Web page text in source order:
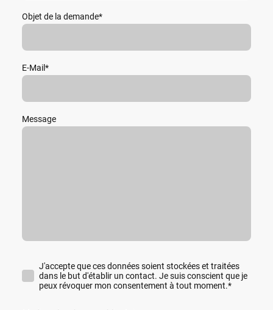
Objet de la demande*
E-Mail*
Message
J'accepte que ces données soient stockées et traitées
dans le but d'établir un contact. Je suis conscient que je
peux révoquer mon consentement à tout moment.*